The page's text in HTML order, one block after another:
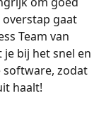
overstap gaat
Team van
bij het snel en
software, zodat
haalt!